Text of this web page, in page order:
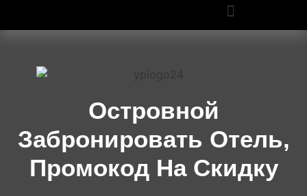
Островной
Забронировать Отель,
Промокод На Скидку